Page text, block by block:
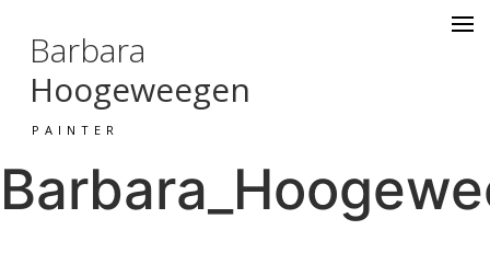
Barbara
Hoogeweegen
PAINTER